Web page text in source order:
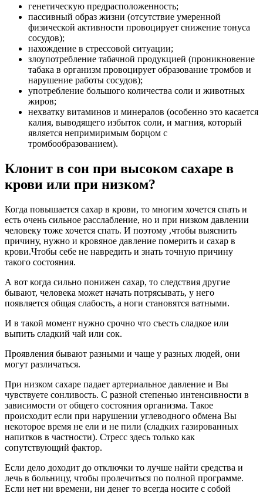
генетическую предрасположенность;
пассивный образ жизни (отсутствие умеренной
физической активности провоцирует снижение тонуса
сосудов);
нахождение в стрессовой ситуации;
злоупотребление табачной продукцией (проникновение
табака в организм провоцирует образование тромбов и
нарушение работы сосудов);
употребление большого количества соли и животных
жиров;
нехватку витаминов и минералов (особенно это касается
калия, выводящего избыток соли, и магния, который
является непримиримым борцом с
тромбообразованием).
Клонит в сон при высоком сахаре в
крови или при низком?
Когда повышается сахар в крови, то многим хочется спать и
есть очень сильное расслабление, но и при низком давлении
человеку тоже хочется спать. И поэтому ,чтобы выяснить
причину, нужно и кровяное давление померить и сахар в
крови.Чтобы себе не навредить и знать точную причину
такого состояния.
А вот когда сильно понижен сахар, то следствия другие
бывают, человека может начать потрясывать, у него
появляется общая слабость, а ноги становятся ватными.
И в такой момент нужно срочно что съесть сладкое или
выпить сладкий чай или сок.
Проявления бывают разными и чаще у разных людей, они
могут различаться.
При низком сахаре падает артериальное давление и Вы
чувствуете сонливость. С разной степенью интенсивности в
зависимости от общего состояния организма. Такое
происходит если при нарушении углеводного обмена Вы
некоторое время не ели и не пили (сладких газированных
напитков в частности). Стресс здесь только как
сопутствующий фактор.
Если дело доходит до отключки то лучше найти средства и
лечь в больницу, чтобы пролечиться по полной программе.
Если нет ни времени, ни денег то всегда носите с собой